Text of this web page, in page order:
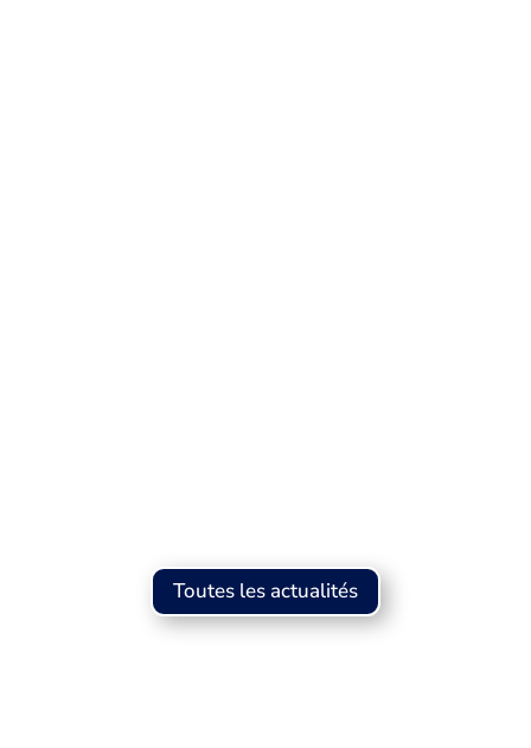
Toutes les actualités